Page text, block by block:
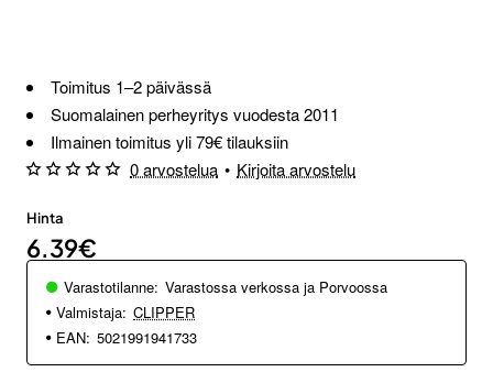
Toimitus 1–2 päivässä
Suomalainen perheyritys vuodesta 2011
Ilmainen toimitus yli 79€ tilauksiin
0 arvostelua • Kirjoita arvostelu
Hinta
6.39€
Varastotilanne: Varastossa verkossa ja Porvoossa
Valmistaja: CLIPPER
EAN: 5021991941733